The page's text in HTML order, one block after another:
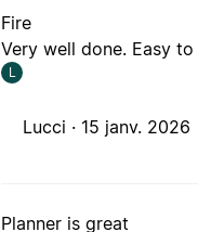
Fire
Very well done. Easy
L
Lucci · 15 janv. 2026
Planner is great